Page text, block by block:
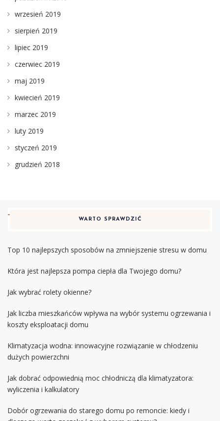
wrzesień 2019
sierpień 2019
lipiec 2019
czerwiec 2019
maj 2019
kwiecień 2019
marzec 2019
luty 2019
styczeń 2019
grudzień 2018
WARTO SPRAWDZIĆ
Top 10 najlepszych sposobów na zmniejszenie stresu w domu
Która jest najlepsza pompa ciepła dla Twojego domu?
Jak wybrać rolety okienne?
Jak liczba mieszkańców wpływa na wybór systemu ogrzewania i
koszty eksploatacji domu
Klimatyzacja wodna: innowacyjne rozwiązanie w chłodzeniu
dużych powierzchni
Jak dobrać odpowiednią moc chłodniczą dla klimatyzatora:
wyliczenia i kalkulatory
Dobór ogrzewania do starego domu po remoncie: kiedy i